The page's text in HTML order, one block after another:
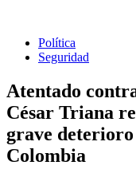
Política
Seguridad
Atentado
César Triana
grave
Colombia